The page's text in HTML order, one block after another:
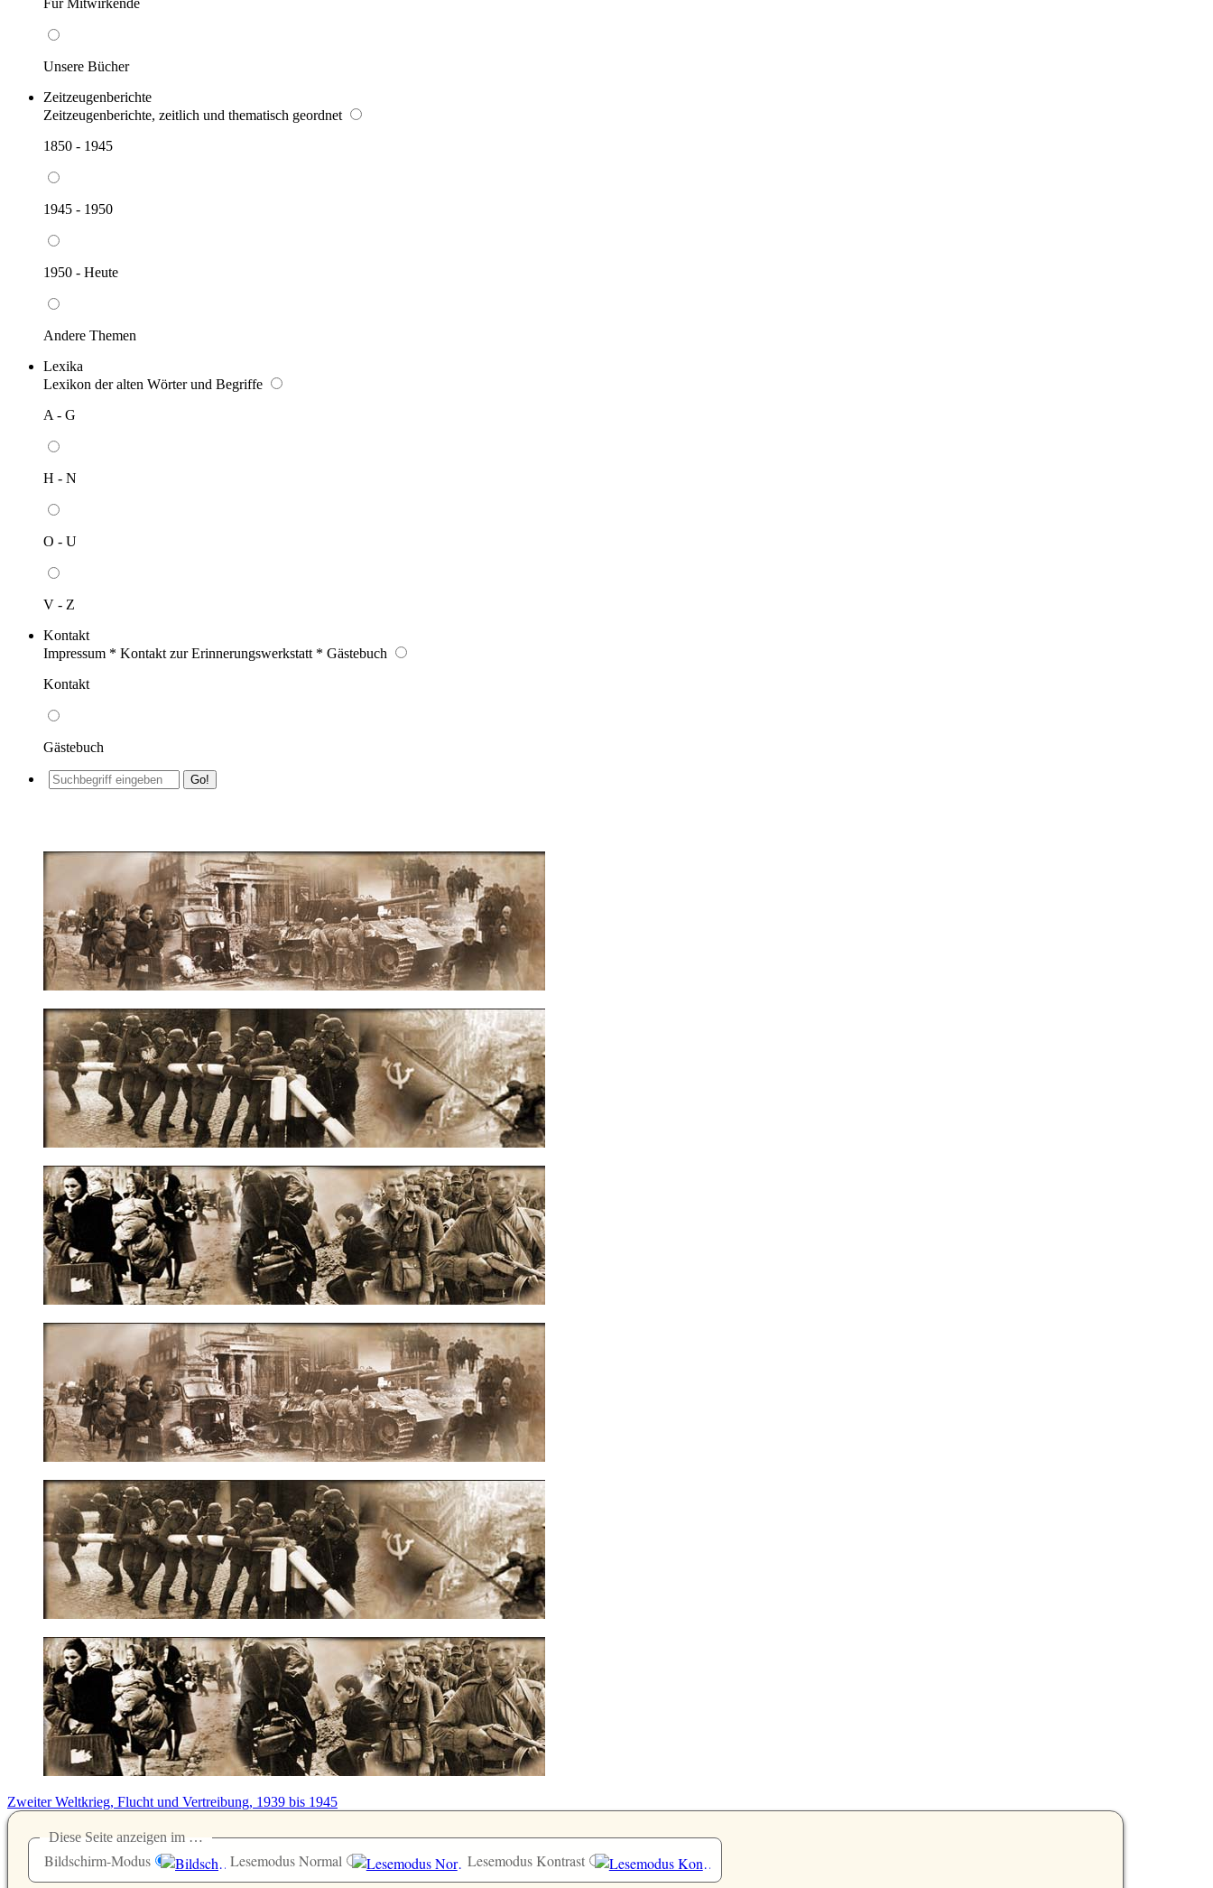
Für Mitwirkende
Unsere Bücher
Zeitzeugenberichte
Zeitzeugenberichte, zeitlich und thematisch geordnet
1850 - 1945
1945 - 1950
1950 - Heute
Andere Themen
Lexika
Lexikon der alten Wörter und Begriffe
A - G
H - N
O - U
V - Z
Kontakt
Impressum * Kontakt zur Erinnerungswerkstatt * Gästebuch
Kontakt
Gästebuch
Zweiter Weltkrieg, Flucht und Vertreibung, 1939 bis 1945
Diese Seite anzeigen im …
Bildschirm-Modus Lesemodus Normal Lesemodus Kontrast